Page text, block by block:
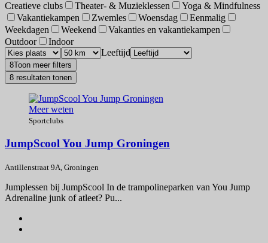
Creatieve clubs
Theater- & Muzieklessen
Yoga & Mindfulness
Vakantiekampen
Zwemles Woensdag
Eenmalig
Weekdagen
Weekend
Vakanties en vakantiekampen
Outdoor
Indoor
Leeftijd
8Toon meer filters
8 resultaten tonen
Meer weten
Sportclubs
JumpScool You Jump Groningen
Antillenstraat 9A, Groningen
Jumplessen bij JumpScool In de trampolineparken van You Jump
Adrenaline junk of atleet? Pu...